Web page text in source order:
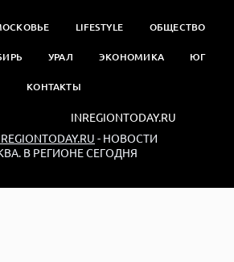
LIFESTYLE ОБЩЕСТВО
УРАЛ ЭКОНОМИКА ЮГ
КОНТАКТЫ
- НОВОСТИ
В РЕГИОНЕ СЕГОДНЯ